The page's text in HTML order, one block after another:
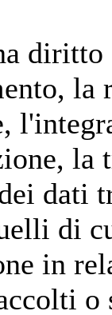
diritto
la
la
dati
di
in
o